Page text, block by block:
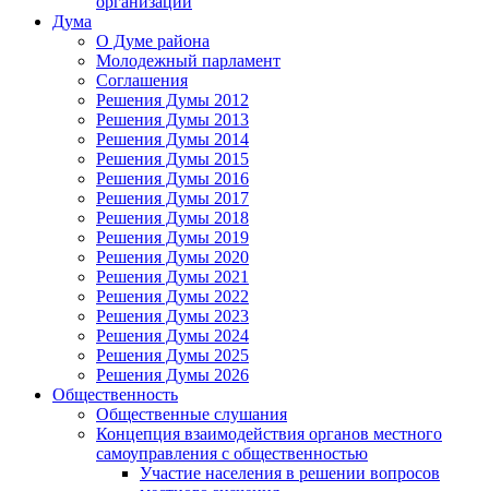
Дума
О Думе района
Молодежный парламент
Соглашения
Решения Думы 2012
Решения Думы 2013
Решения Думы 2014
Решения Думы 2015
Решения Думы 2016
Решения Думы 2017
Решения Думы 2018
Решения Думы 2019
Решения Думы 2020
Решения Думы 2021
Решения Думы 2022
Решения Думы 2023
Решения Думы 2024
Решения Думы 2025
Решения Думы 2026
Общественность
Общественные слушания
Концепция взаимодействия органов местного
самоуправления с общественностью
Участие населения в решении вопросов